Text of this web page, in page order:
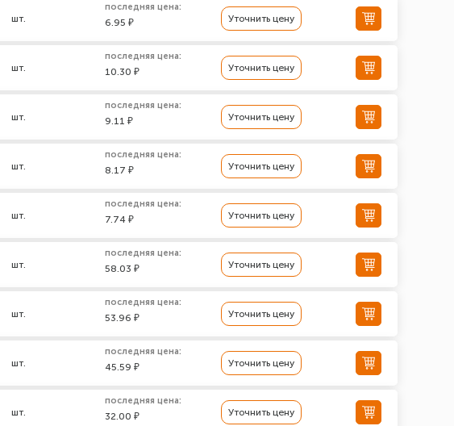
шт.
последняя цена:
6.95 ₽ Уточнить цену
шт.
последняя цена:
10.30 ₽ Уточнить цену
шт.
последняя цена:
9.11 ₽ Уточнить цену
шт.
последняя цена:
8.17 ₽ Уточнить цену
шт.
последняя цена:
7.74 ₽ Уточнить цену
шт.
последняя цена:
58.03 ₽ Уточнить цену
шт.
последняя цена:
53.96 ₽ Уточнить цену
шт.
последняя цена:
45.59 ₽ Уточнить цену
шт.
последняя цена:
32.00 ₽ Уточнить цену